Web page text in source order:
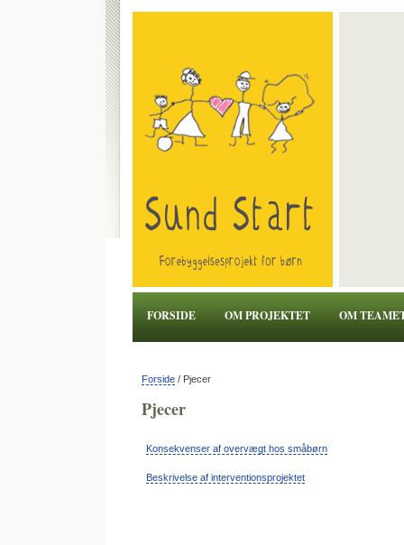
FORSIDE OM PROJEKTET OM
Forside/ Pjecer
Pjecer
Konsekvenser af overvægt hos småbørn
Beskrivelse af interventionsprojektet